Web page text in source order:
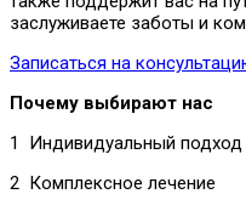
заслуживаете заботы и
Записаться на
Почему выбирают нас
1 Индивидуальный
2 Комплексное лечение